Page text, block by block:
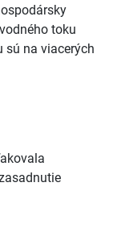
toku
sú na viacerých